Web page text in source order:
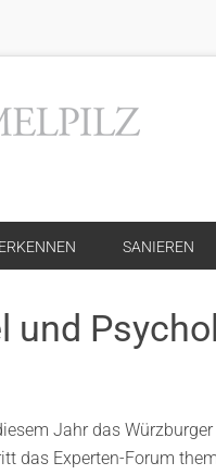
ERKENNEN SANIEREN
und
Jahr das
das Experten-Forum